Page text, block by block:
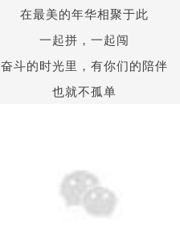
在最美的年华相聚于此
一起拼，一起闯
奋斗的时光里，有你们的陪伴
也就不孤单